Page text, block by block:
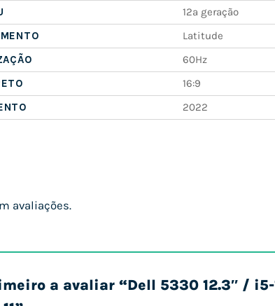
12ª geração
Latitude
60Hz
16:9
2022
avaliações.
a avaliar “Dell 5330 12.3″ / i5-